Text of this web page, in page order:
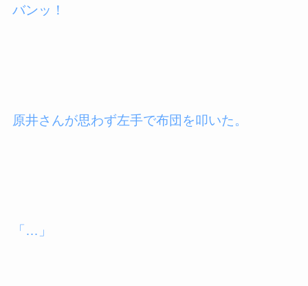
バンッ！
原井さんが思わず左手で布団を叩いた。
「…」